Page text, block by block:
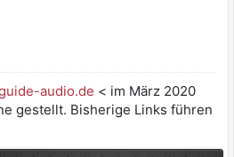
audio.de < im März 2020
gestellt. Bisherige Links führen